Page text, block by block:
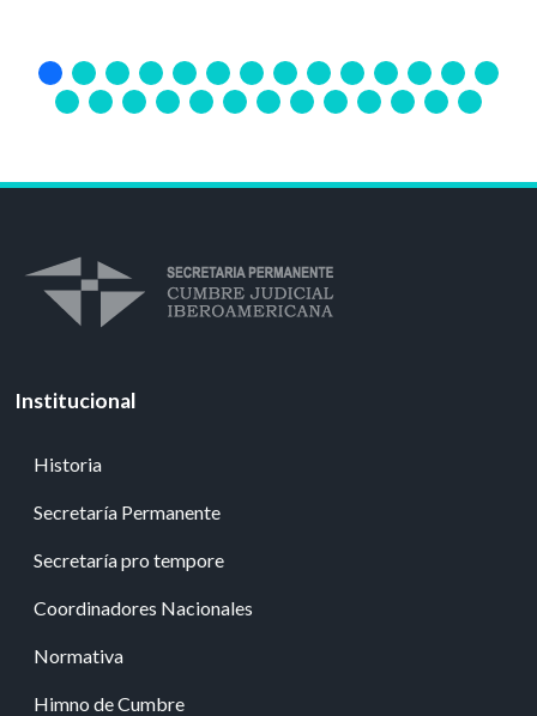
Institucional
Historia
Secretaría Permanente
Secretaría pro tempore
Coordinadores Nacionales
Normativa
Himno de Cumbre